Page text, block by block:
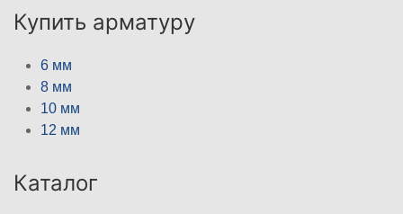
Купить арматуру
6 мм
8 мм
10 мм
12 мм
Каталог